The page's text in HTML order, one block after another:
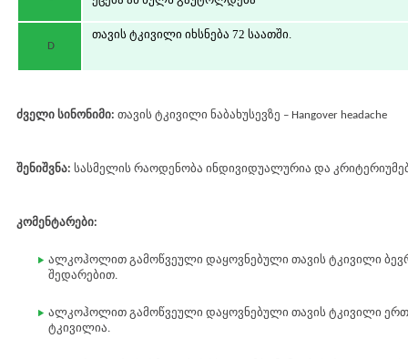
D
თავის ტკივილი იხსნება 72 საათში.
ძველი სინონიმი: თავის ტკივილი ნაბახუსევზე – Hangover headache
შენიშვნა: სასმელის რაოდენობა ინდივიდუალურია და
კომენტარები:
ალკოჰოლით გამოწვეული დაყოვნებული თავის ტკივილი
შედარებით.
ალკოჰოლით გამოწვეული დაყოვნებული თავის ტკივილი
ტკივილია.